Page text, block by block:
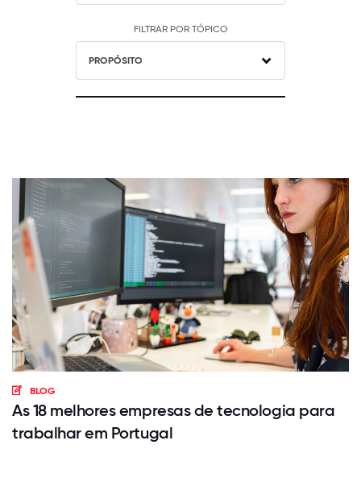
FILTRAR POR TÓPICO
PROPÓSITO
BLOG
As 18 melhores empresas de tecnologia para
trabalhar em Portugal